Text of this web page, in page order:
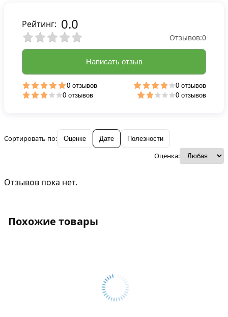
Сортировать по: Оценке Дате Полезности
Оценка:
Отзывов пока нет.
Рейтинг: 0.0
Отзывов:0
Написать отзыв
0 отзывов
0 отзывов
0 отзывов
0 отзывов
Похожие товары